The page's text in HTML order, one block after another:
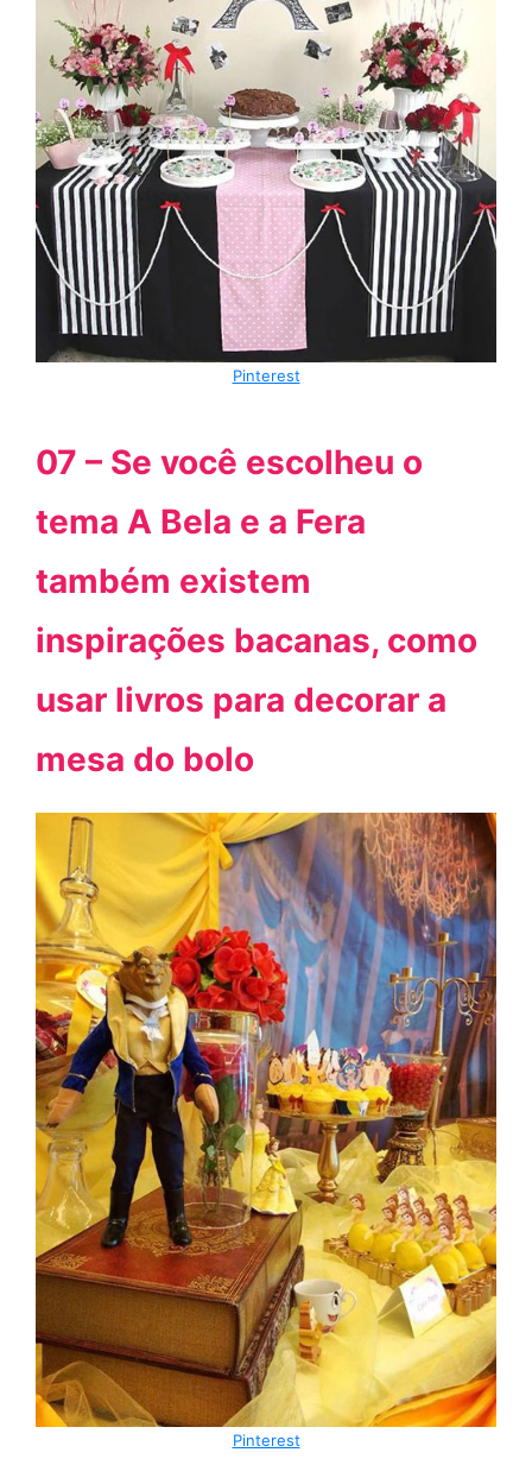
Pinterest
07 – Se você escolheu o
tema A Bela e a Fera
também existem
inspirações bacanas, como
usar livros para decorar a
mesa do bolo
Pinterest